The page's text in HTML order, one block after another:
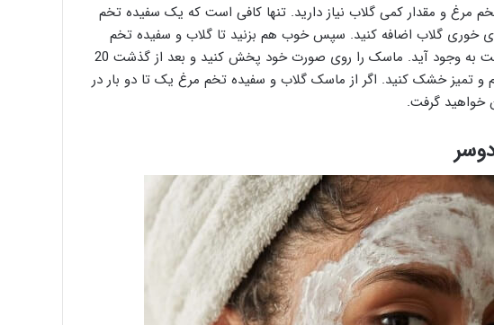
و مقدار کمی گلاب نیاز دارید. تنها کافی است که یک سفیده تخم
خوری گلاب اضافه کنید. سپس خوب هم بزنید تا گلاب و سفیده تخم
مرغ، درون هم مخلوط شوند و مایعی یک دست به وجود آید. ماسک را روی صورت خود پخش کنید و بعد از گذشت 20
و تمیز خشک کنید. اگر از ماسک گلاب و سفیده تخم مرغ یک تا دو بار در
خواهید گرفت.